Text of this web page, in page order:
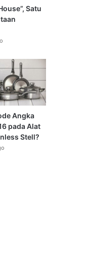
Satu
Angka
pada Alat
Stell?